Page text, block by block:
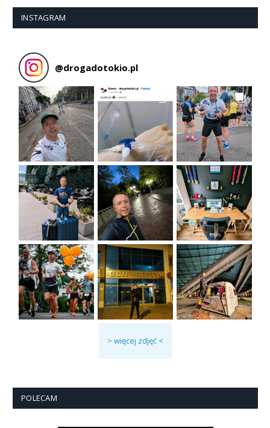
INSTAGRAM
@drogadotokio.pl
> więcej zdjęć <
POLECAM